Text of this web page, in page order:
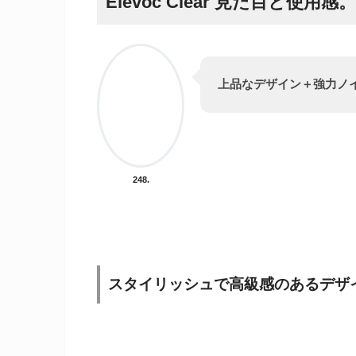
248.
上品なデザイン＋強力ノ
スタイリッシュで高級感のあるデザ